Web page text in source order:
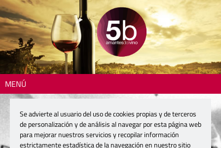
MENÚ
Se advierte al usuario del uso de cookies propias y de terceros
de personalización y de análisis al navegar por esta página web
para mejorar nuestros servicios y recopilar información
estrictamente estadística de la navegación en nuestro sitio